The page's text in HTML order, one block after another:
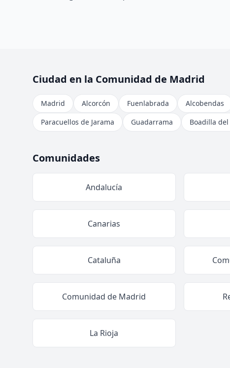
Ciudad en la Comunidad de Madrid
Madrid Alcorcón Fuenlabrada Alcobendas
Paracuellos de Jarama
Guadarrama Boadilla
Comunidades
Andalucía
Canarias
Cataluña
Comunidad de Madrid
La Rioja